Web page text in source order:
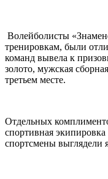
Волейболисты
тренировкам, были
команд вывела к
золото, мужская
третьем месте.
Отдельных
спортивная
спортсмены выглядели